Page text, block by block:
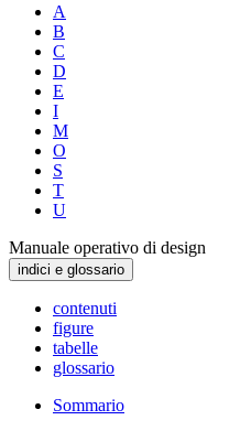
A
B
C
D
E
I
M
O
S
T
U
Manuale operativo di design
indici e glossario
contenuti
figure
tabelle
glossario
Sommario